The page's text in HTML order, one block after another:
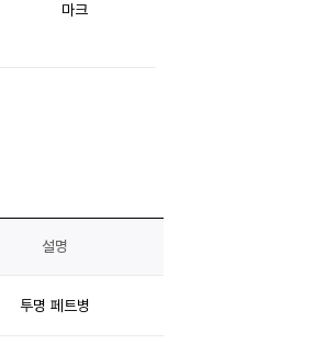
마크
설명
투명 페트병